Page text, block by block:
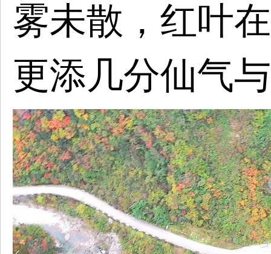
雾未散，红叶
更添几分仙气